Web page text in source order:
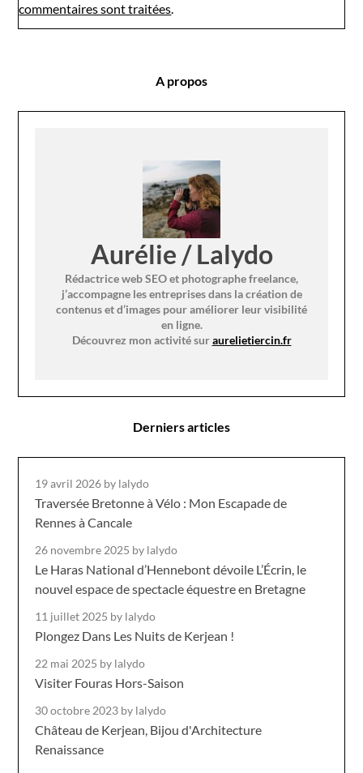
commentaires sont traitées.
A propos
Aurélie / Lalydo
Rédactrice web SEO et photographe freelance,
j’accompagne les entreprises dans la création de
contenus et d’images pour améliorer leur visibilité
en ligne.
Découvrez mon activité suraurelietiercin.fr
Derniers articles
19 avril 2026 by lalydo
Traversée Bretonne à Vélo : Mon Escapade de
Rennes à Cancale
26 novembre 2025 by lalydo
Le Haras National d’Hennebont dévoile L’Écrin, le
nouvel espace de spectacle équestre en Bretagne
11 juillet 2025 by lalydo
Plongez Dans Les Nuits de Kerjean !
22 mai 2025 by lalydo
Visiter Fouras Hors-Saison
30 octobre 2023 by lalydo
Château de Kerjean, Bijou d'Architecture
Renaissance